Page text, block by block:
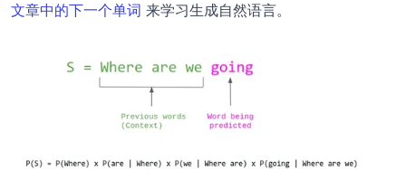
文章中的下一个单词 来学习生成自然语言。